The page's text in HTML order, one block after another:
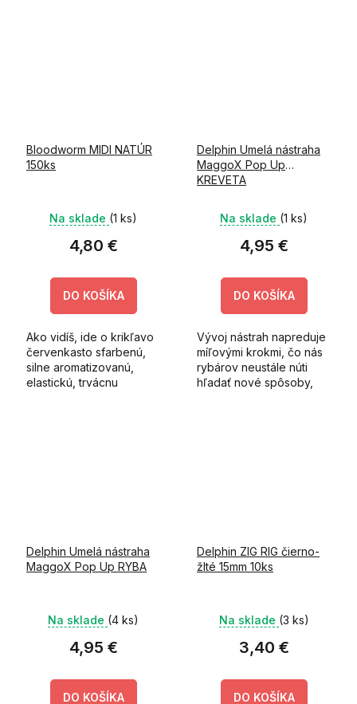
Bloodworm MIDI NATÚR
150ks
Na sklade (1 ks)
4,80 €
DO KOŠÍKA
Ako vidíš, ide o krikľavo
červenkasto sfarbenú,
silne aromatizovanú,
elastickú, trvácnu
Delphin Umelá nástraha
MaggoX Pop Up
KREVETA
Na sklade (1 ks)
4,95 €
DO KOŠÍKA
Vývoj nástrah napreduje
míľovými krokmi, čo nás
rybárov neustále núti
hľadať nové spôsoby,
Delphin Umelá nástraha
MaggoX Pop Up RYBA
Na sklade (4 ks)
4,95 €
DO KOŠÍKA
Delphin ZIG RIG čierno-
žlté 15mm 10ks
Na sklade (3 ks)
3,40 €
DO KOŠÍKA